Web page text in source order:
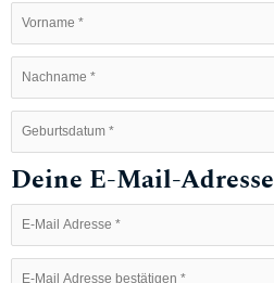
Deine E-Mail-Adresse